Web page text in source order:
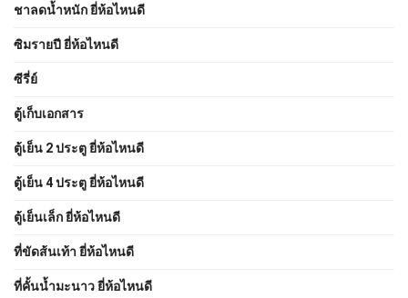
ชาลดน้ำหนัก ยี่ห้อไหนดี
ซิมรายปี ยี่ห้อไหนดี
ซีรี่ย์
ตู้เก็บเอกสาร
ตู้เย็น 2 ประตู ยี่ห้อไหนดี
ตู้เย็น 4 ประตู ยี่ห้อไหนดี
ตู้เย็นเล็ก ยี่ห้อไหนดี
ที่ขัดส้นเท้า ยี่ห้อไหนดี
ที่คั้นน้ำมะนาว ยี่ห้อไหนดี